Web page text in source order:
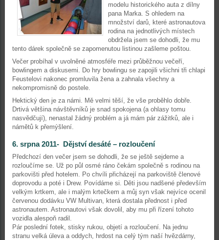
modelu historického auta z dílny
pana Marka. S ohledem na
množství darů, které astronautova
rodina na jednotlivých místech
obdržela jsem se dohodli, že mu
tento dárek společně se zapomenutou listinou zašleme poštou.
Večer probíhal v uvolněné atmosféře mezi průběžnou večeří,
bowlingem a diskusemi. Do hry bowlingu se zapojili všichni tři chlapi
Feustelovi nakonec promluvila žena a zahnala všechny a
nekompromisně do postele.
Hektický den je za námi. Mě velmi těší, že vše proběhlo dobře.
Drtivá většina návštěvníků je snad spokojena (a ohlasy tomu
nasvědčují), nenastal žádný problém a já mám pár zážitků, ale i
námětů k přemýšlení.
6. srpna 2011- Dějství desáté – rozloučení
Předchozí den večer jsem se dohodli, že se ještě sejdeme a
rozloučíme se. Už po půl osmé ráno čekám společně s rodinou na
parkovišti před hotelem. Po chvíli přicházejí na parkoviště členové
doprovodu a poté i Drew. Povídáme si. Děti jsou nadšené především
velkým krtkem, ale i malým krtečkem a můj syn však nejvíce ocenil
červenou dodávku VW Multivan, která dostala přednost i před
astronautem. Astronautovi však dovolil, aby mu při řízení tohoto
vozidla alespoň radil.
Pár poslední fotek, stisky rukou, objetí a rozloučení. Na jednu
stranu velká úleva a oddych, hrdost na celý tým naší hvězdárny,